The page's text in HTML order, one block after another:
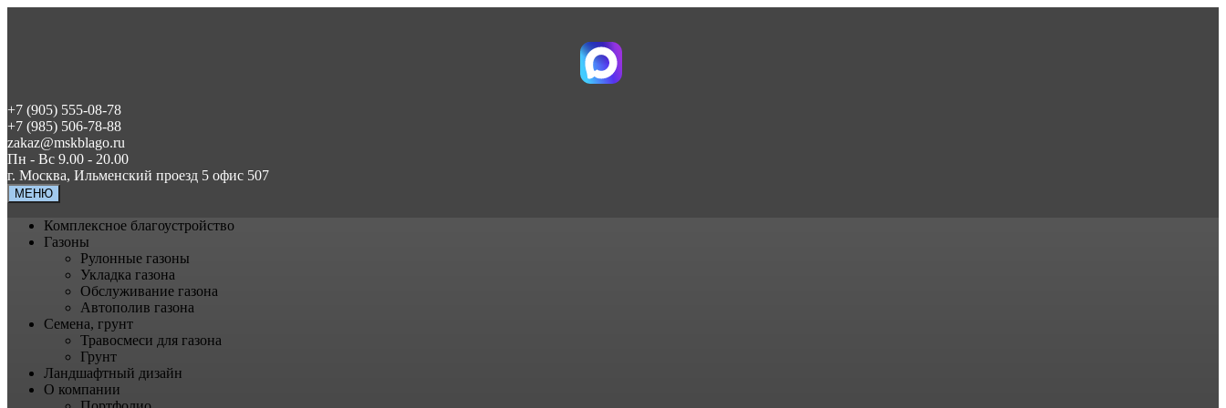
+7 (905) 555-08-78
+7 (985) 506-78-88
zakaz@mskblago.ru
Пн - Вс 9.00 - 20.00
г. Москва, Ильменский проезд 5 офис 507
МЕНЮ
Комплексное благоустройство
Газоны
Рулонные газоны
Укладка газона
Обслуживание газона
Автополив газона
Семена, грунт
Травосмеси для газона
Грунт
Ландшафтный дизайн
О компании